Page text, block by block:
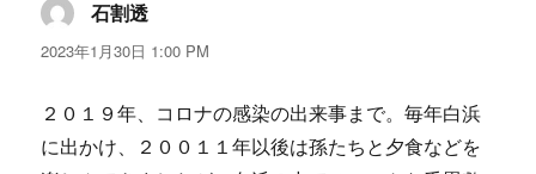
石割透
り:
2023年1月30日 1:00 PM
２０１９年、コロナの感染の出来事まで。毎年白浜
に出かけ、２００１１年以後は孫たちと夕食などを